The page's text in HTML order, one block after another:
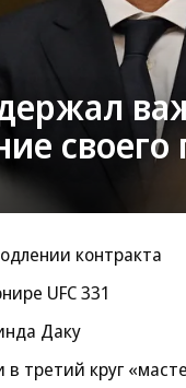
своего
контракта
UFC 331
Даку
третий круг